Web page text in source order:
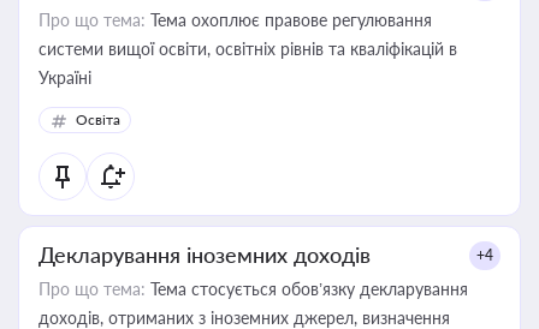
Про що тема: Тема охоплює правове регулювання
системи вищої освіти, освітніх рівнів та кваліфікацій в
Україні
Освіта
Декларування іноземних доходів +4
Про що тема: Тема стосується обов’язку декларування
доходів, отриманих з іноземних джерел, визначення